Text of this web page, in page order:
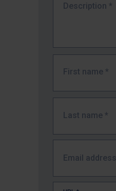
Description *
First name *
Last name *
Email address